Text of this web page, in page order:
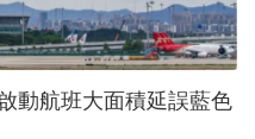
動航班大面積延誤藍色